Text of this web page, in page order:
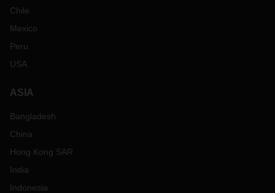
Chile
Mexico
Peru
USA
ASIA
Bangladesh
China
Hong Kong SAR
India
Indonesia